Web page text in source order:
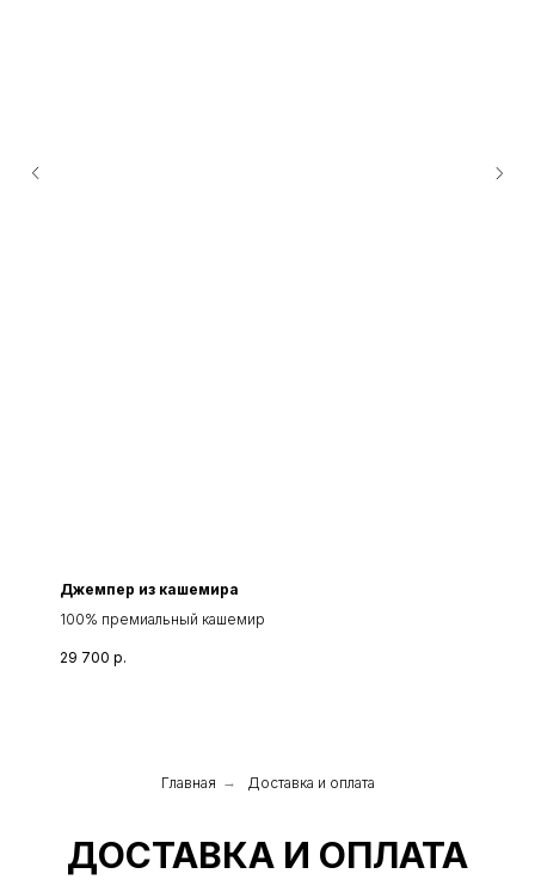
Джемпер из кашемира
100% премиальный кашемир
29 700 р.
Главная → Доставка и оплата
ДОСТАВКА И ОПЛАТА